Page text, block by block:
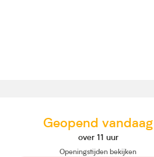
Openingstijden
Geopend vandaag
over 11 uur
Openingstijden bekijken